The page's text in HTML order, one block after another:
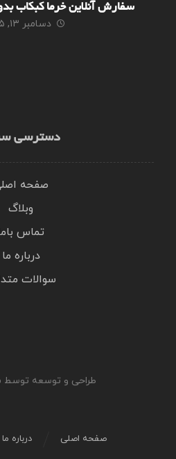
سفارش آنلاین خرما کبکاب
دسامبر ۱۳, ۲۰۲۵
دسترسی
صفحه
وبلاگ
تماس
درباره ما
سوالات
طراحی و توسعه توسط
درباره ما صفحه اصلی